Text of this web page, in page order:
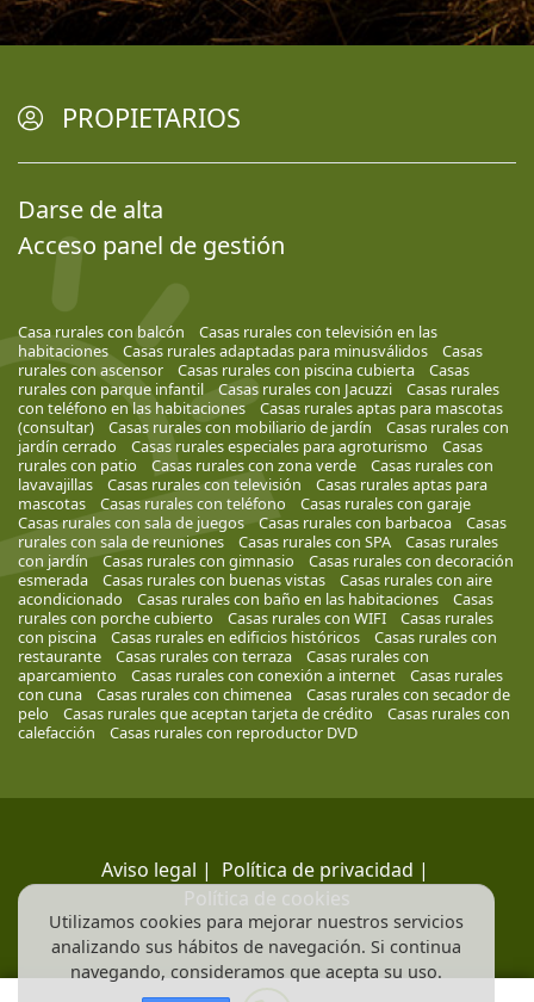
PROPIETARIOS
Darse de alta
Acceso panel de gestión
Casa rurales con balcón
Casas rurales con televisión en las
habitaciones
Casas rurales adaptadas para minusválidos
Casas
rurales con ascensor
Casas rurales con piscina cubierta
Casas
rurales con parque infantil
Casas rurales con Jacuzzi
Casas rurales
con teléfono en las habitaciones
Casas rurales aptas para mascotas
(consultar)
Casas rurales con mobiliario de jardín
Casas rurales con
jardín cerrado
Casas rurales especiales para agroturismo
Casas
rurales con patio
Casas rurales con zona verde
Casas rurales con
lavavajillas
Casas rurales con televisión
Casas rurales aptas para
mascotas
Casas rurales con teléfono
Casas rurales con garaje
Casas rurales con sala de juegos
Casas rurales con barbacoa
Casas
rurales con sala de reuniones
Casas rurales con SPA
Casas rurales
con jardín
Casas rurales con gimnasio
Casas rurales con decoración
esmerada
Casas rurales con buenas vistas
Casas rurales con aire
acondicionado
Casas rurales con baño en las habitaciones
Casas
rurales con porche cubierto
Casas rurales con WIFI
Casas rurales
con piscina
Casas rurales en edificios históricos
Casas rurales con
restaurante
Casas rurales con terraza
Casas rurales con
aparcamiento
Casas rurales con conexión a internet
Casas rurales
con cuna
Casas rurales con chimenea
Casas rurales con secador de
pelo
Casas rurales que aceptan tarjeta de crédito
Casas rurales con
calefacción
Casas rurales con reproductor DVD
Aviso legal | Política de privacidad |
Política de cookies
Utilizamos cookies para mejorar nuestros servicios
analizando sus hábitos de navegación. Si continua
navegando, consideramos que acepta su uso.